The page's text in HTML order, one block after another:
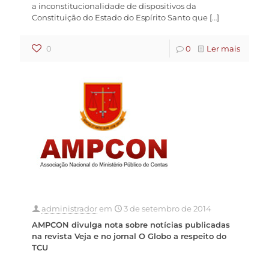
a inconstitucionalidade de dispositivos da
Constituição do Estado do Espírito Santo que […]
0 0 Ler mais
administradorem
3 de setembro de 2014
AMPCON divulga nota sobre notícias publicadas
na revista Veja e no jornal O Globo a respeito do
TCU